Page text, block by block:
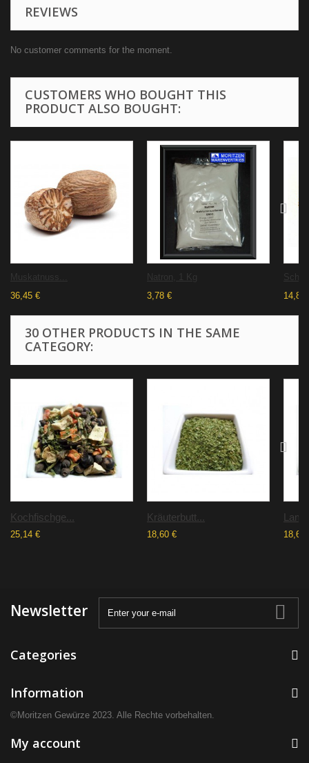
REVIEWS
No customer comments for the moment.
CUSTOMERS WHO BOUGHT THIS
PRODUCT ALSO BOUGHT:
Muskatnuss...
36,45 €
Natron, 1 Kg
3,78 €
14,86
30 OTHER PRODUCTS IN THE SAME
CATEGORY:
Kochfischge...
25,14 €
Kräuterbutt...
18,60 € 18,60
Newsletter
Categories
Information
©Moritzen Gewürze 2023. Alle Rechte vorbehalten.
My account